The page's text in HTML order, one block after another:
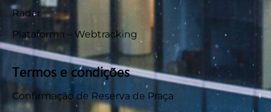
Radar
Plataforma – Webtracking
Termos e condições
Confirmação de Reserva de Praça